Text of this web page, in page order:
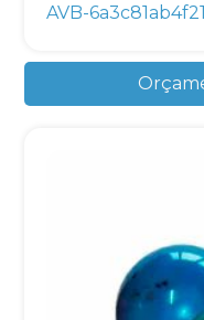
AVB-6a3c81ab4f21